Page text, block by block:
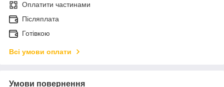
Оплатити частинами
Післяплата
Готівкою
Всі умови оплати
Умови повернення